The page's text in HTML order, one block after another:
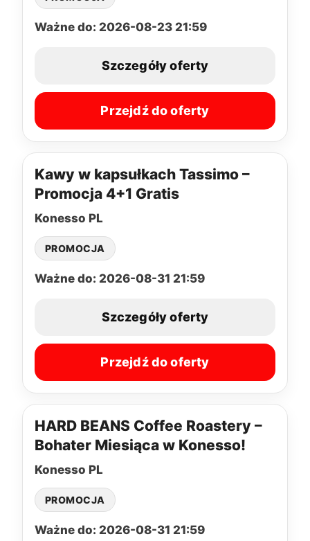
Ważne do: 2026-08-23 21:59
Szczegóły oferty
Przejdź do oferty
Kawy w kapsułkach Tassimo –
Promocja 4+1 Gratis
Konesso PL
PROMOCJA
Ważne do: 2026-08-31 21:59
Szczegóły oferty
Przejdź do oferty
HARD BEANS Coffee Roastery –
Bohater Miesiąca w Konesso!
Konesso PL
PROMOCJA
Ważne do: 2026-08-31 21:59